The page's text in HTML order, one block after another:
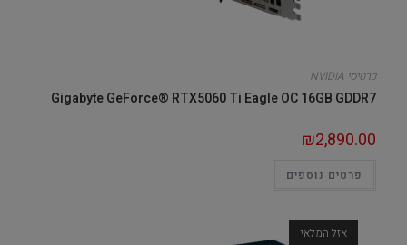
כרטיסי NVIDIA
Gigabyte GeForce® RTX5060 Ti Eagle OC 16GB GDDR7
₪2,890.00
פרטים נוספים
אזל המלאי